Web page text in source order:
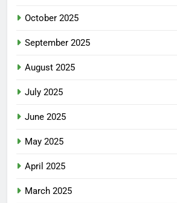
October 2025
September 2025
August 2025
July 2025
June 2025
May 2025
April 2025
March 2025